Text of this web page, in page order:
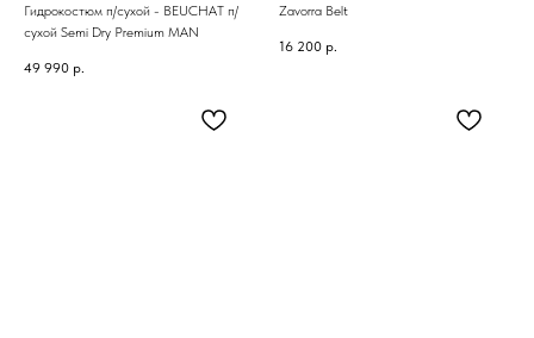
Гидрокостюм п/сухой - BEUCHAT п/
сухой Semi Dry Premium MAN
49 990 р.
Zavorra Belt
16 200 р.